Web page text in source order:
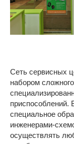
Сеть сервисных
набором
специальное
инженерами-
осуществлять
УСТРОЙСТВА
Устройства Apple
Смартфоны Android
Ноутбуки
Компьютеры
Игровые приставки